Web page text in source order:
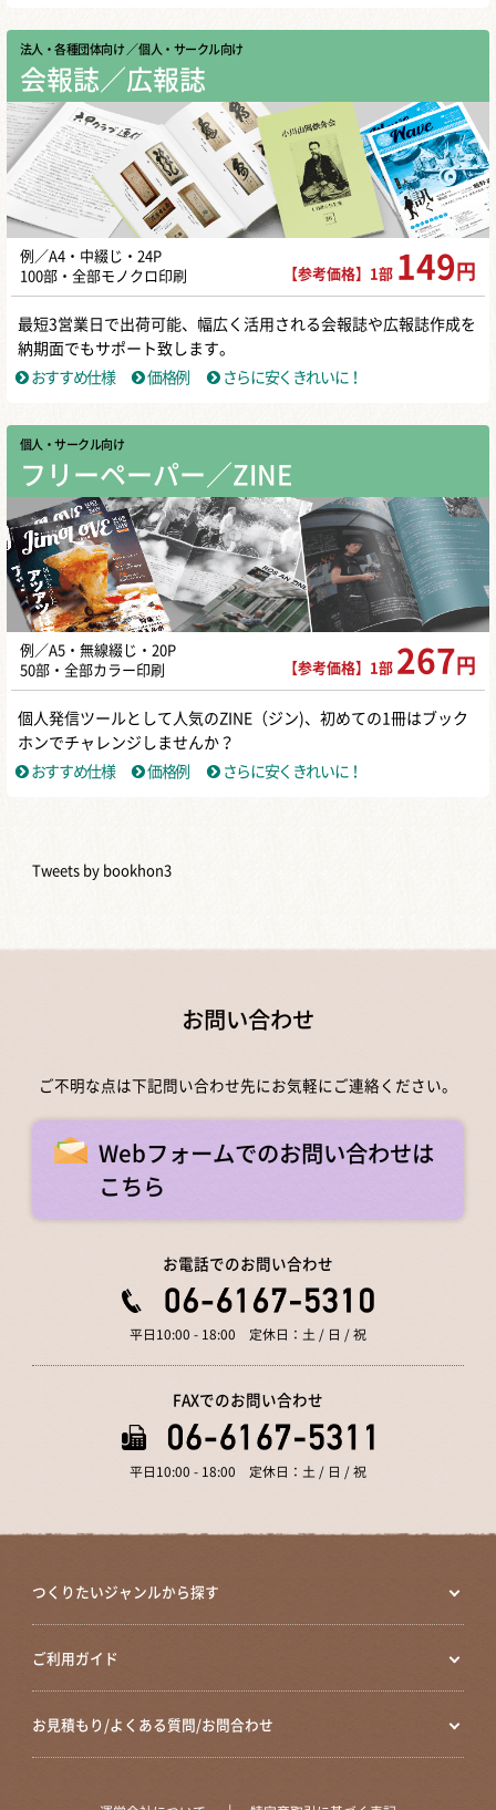
法人・各種団体向け ／ 個人・サークル向け
会報誌／広報誌
例／A4・中綴じ・24P
100部・全部モノクロ印刷
【参考価格】1部 149 円
最短3営業日で出荷可能、幅広く活用される会報誌や広報誌作成を
納期面でもサポート致します。
おすすめ仕様
価格例 さらに安くきれいに！
個人・サークル向け
フリーペーパー／ZINE
例／A5・無線綴じ・20P
50部・全部カラー印刷
【参考価格】1部 267 円
個人発信ツールとして人気のZINE（ジン)、初めての1冊はブック
ホンでチャレンジしませんか？
おすすめ仕様
価格例 さらに安くきれいに！
Tweets by bookhon3
お問い合わせ
ご不明な点は下記問い合わせ先にお気軽にご連絡ください。
Webフォームでのお問い合わせは
こちら
お電話でのお問い合わせ
平日10:00 - 18:00 定休日：土 / 日 / 祝
FAXでのお問い合わせ
平日10:00 - 18:00 定休日：土 / 日 / 祝
つくりたいジャンルから探す
ご利用ガイド
お見積もり/よくある質問/お問合わせ